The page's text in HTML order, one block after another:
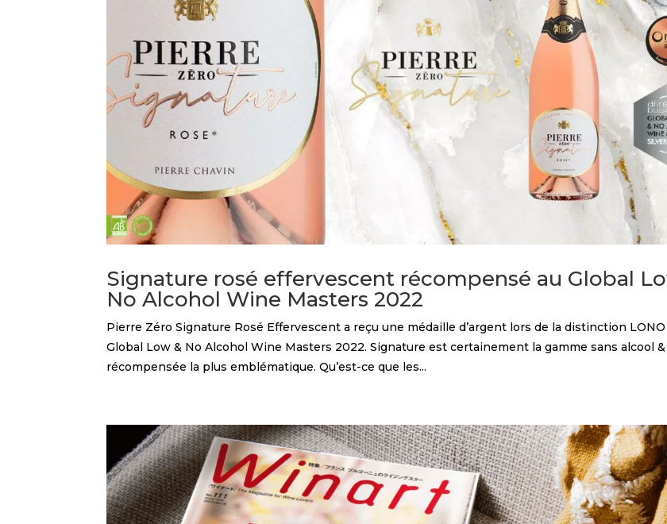
Signature rosé effervescent récompensé au Global
No Alcohol Wine Masters 2022
Pierre Zéro Signature Rosé Effervescent a reçu une médaille d’argent lors de la distinction LONO
Global Low & No Alcohol Wine Masters 2022. Signature est certainement la gamme sans alcool &
récompensée la plus emblématique. Qu’est-ce que les...